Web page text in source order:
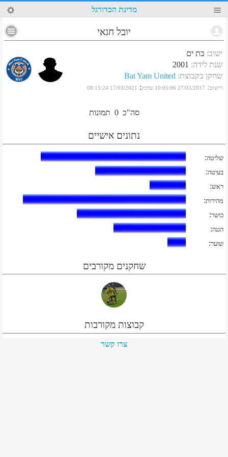
51 מדינת הכדורגל
יובל חגאי
ישוב: בת ים
שנת לידה:
2001
שחקן בקבוצת:
Bat Yam United
רישום:
27/03/2017 10:05:06 עדכון:
17/03/2021 08:15:24
סה"כ 0 תמונות
נתונים אישיים
שליטה:
בעיטה:
ראש:
מהירות:
כושר:
הגנה:
שוער:
שחקנים מקורבים
קבוצות מקורבות
צרו קשר